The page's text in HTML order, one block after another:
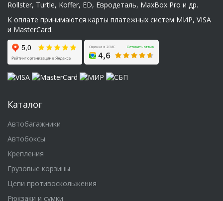
Rollster, Turtle, Koffer, ED, Евродеталь, MaxBox Pro и др.
К оплате принимаются карты платежных систем МИР, VISA
и MasterCard.
Каталог
Автобагажники
Автобоксы
Крепления
Грузовые корзины
Цепи противоскольжения
Рюкзаки и сумки